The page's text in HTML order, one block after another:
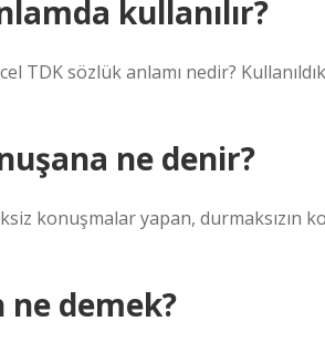
kullanılır?
TDK sözlük anlamı nedir?
ne denir?
konuşmalar yapan, durmaksızın
ne demek?